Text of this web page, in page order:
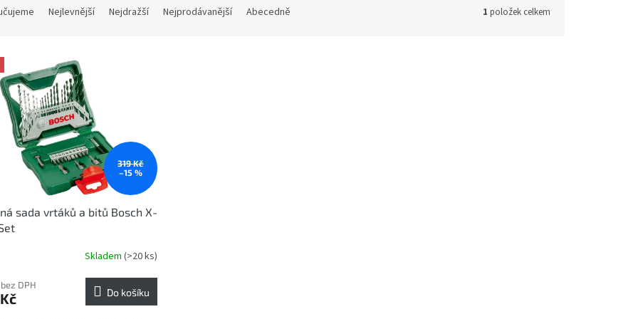
Nejlevnější Nejdražší Nejprodávanější Abecedně 1 položek celkem
319 Kč
–15 %
sada vrtáků a bitů Bosch X-
Skladem (>20 ks)
DPH
Do košíku